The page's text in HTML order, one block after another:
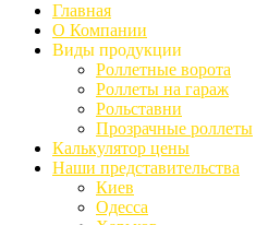
Главная
О Компании
Виды продукции
Роллетные ворота
Роллеты на гараж
Рольставни
Прозрачные роллеты
Калькулятор цены
Наши представительства
Киев
Одесса